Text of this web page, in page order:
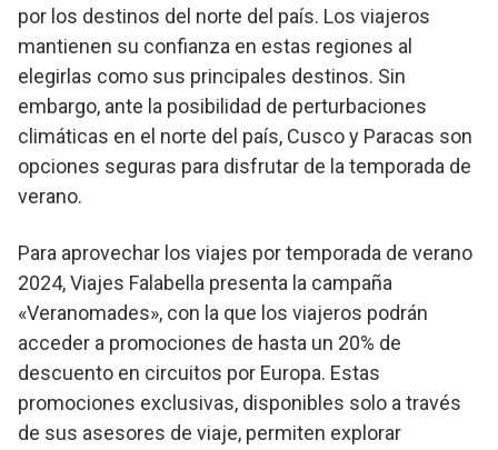
por los destinos del norte del país. Los viajeros
mantienen su confianza en estas regiones al
elegirlas como sus principales destinos. Sin
embargo, ante la posibilidad de perturbaciones
climáticas en el norte del país, Cusco y Paracas son
opciones seguras para disfrutar de la temporada de
verano.
Para aprovechar los viajes por temporada de verano
2024, Viajes Falabella presenta la campaña
«Veranomades», con la que los viajeros podrán
acceder a promociones de hasta un 20% de
descuento en circuitos por Europa. Estas
promociones exclusivas, disponibles solo a través
de sus asesores de viaje, permiten explorar